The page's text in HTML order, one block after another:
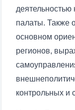
Ваше имя и
Ваш номер
Почта
палаты. Также
основном
регионов,
контрольных и